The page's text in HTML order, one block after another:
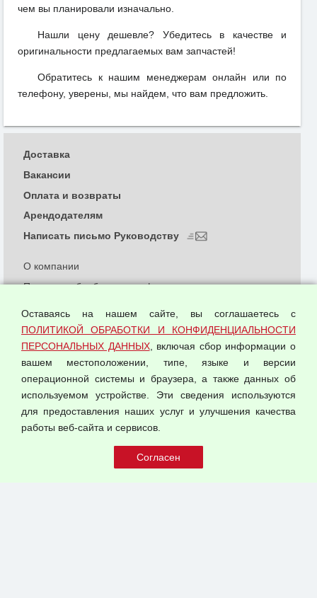
чем вы планировали изначально.
Нашли цену дешевле? Убедитесь в качестве и
оригинальности предлагаемых вам запчастей!
Обратитесь к нашим менеджерам онлайн или по
телефону, уверены, мы найдем, что вам предложить.
© 2026 ООО "Феникс"
О компании
Политика обработки и конфиденциальности
Согласием на обработку персональных данных
Оферта оптовой купли-продажи
Публичная оферта
Доставка
Вакансии
Оплата и возвраты
Арендодателям
Написать письмо Руководству
Оставаясь на нашем сайте, вы соглашаетесь с
ПОЛИТИКОЙ ОБРАБОТКИ И КОНФИДЕНЦИАЛЬНОСТИ
ПЕРСОНАЛЬНЫХ ДАННЫХ, включая сбор информации о
вашем местоположении, типе, языке и версии
операционной системы и браузера, а также данных об
используемом устройстве. Эти сведения используются
для предоставления наших услуг и улучшения качества
работы веб-сайта и сервисов.